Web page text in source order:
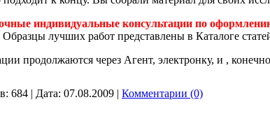
индивидуальные консультации по
лучших работ представлены в Каталоге
продолжаются через Агент, электронку, и ,
684 | Дата: 07.08.2009 | Комментарии (0)